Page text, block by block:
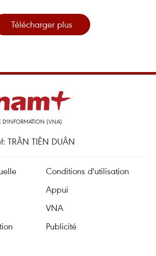
Télécharger plus
(VNA)
TRÂN TIÊN DUÂN
Conditions d'utilisation
Appui
VNA
Publicité